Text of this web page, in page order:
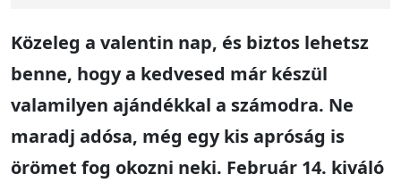
Közeleg a valentin nap, és biztos lehetsz
benne, hogy a kedvesed már készül
valamilyen ajándékkal a számodra. Ne
maradj adósa, még egy kis apróság is
örömet fog okozni neki. Február 14. kiváló